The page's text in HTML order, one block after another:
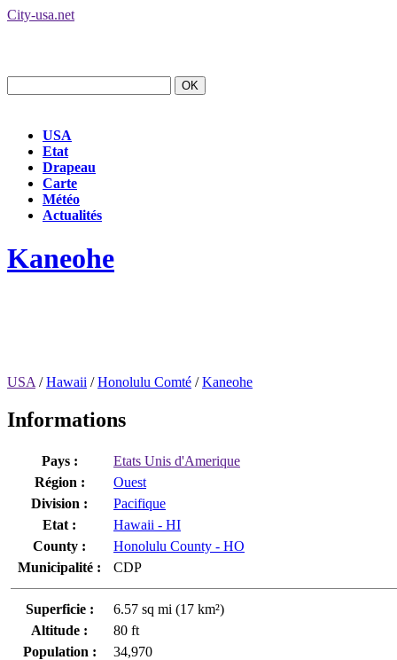
City-usa.net
USA
Etat
Drapeau
Carte
Météo
Actualités
Kaneohe
USA /Hawaii /Honolulu Comté /Kaneohe
Informations
Pays :
Etats Unis d'Amerique
Région :
Ouest
Division :
Pacifique
Etat :
Hawaii - HI
County :
Honolulu County - HO
Municipalité :
CDP
Superficie :
6.57 sq mi (17 km²)
Altitude :
80 ft
Population :
34,970